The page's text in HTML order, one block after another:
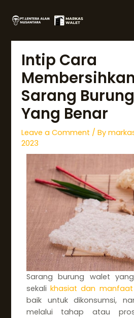
content
Intip Cara
Sarang
Yang Benar
Leave a Comment / By
2023
Sarang burung walet
sekalikhasiat dan manfaat
baik untuk dikonsumsi,
melalui tahap atau
navigation